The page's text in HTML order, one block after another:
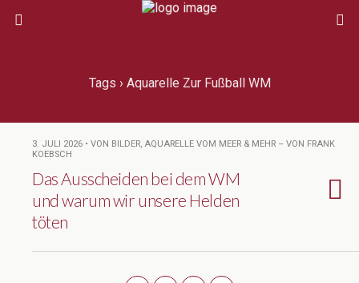
Tags › Aquarelle Zur Fußball WM
3. JULI 2026 • VON BILDER, AQUARELLE VOM MEER & MEHR – VON FRANK
KOEBSCH
Das Ausscheiden bei dem WM
und warum wir unsere Helden
töten